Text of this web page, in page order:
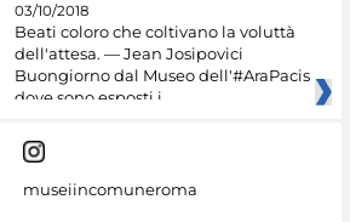
03/10/2018
Beati coloro che coltivano la voluttà
dell'attesa. — Jean Josipovici
Buongiorno dal Museo dell'#AraPacis
dove sono esposti i
museiincomuneroma